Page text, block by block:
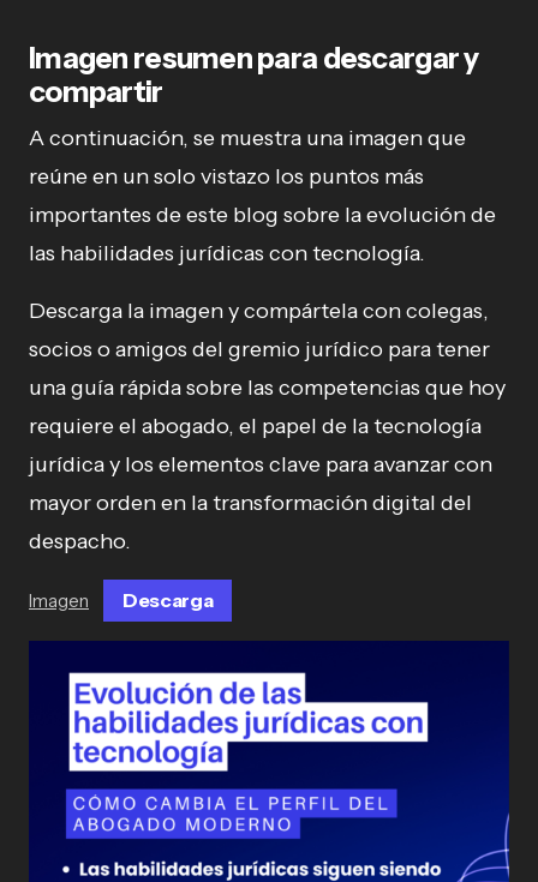
Imagen resumen para descargar y
compartir
A continuación, se muestra una imagen que
reúne en un solo vistazo los puntos más
importantes de este blog sobre la evolución de
las habilidades jurídicas con tecnología.
Descarga la imagen y compártela con colegas,
socios o amigos del gremio jurídico para tener
una guía rápida sobre las competencias que hoy
requiere el abogado, el papel de la tecnología
jurídica y los elementos clave para avanzar con
mayor orden en la transformación digital del
despacho.
Imagen Descarga